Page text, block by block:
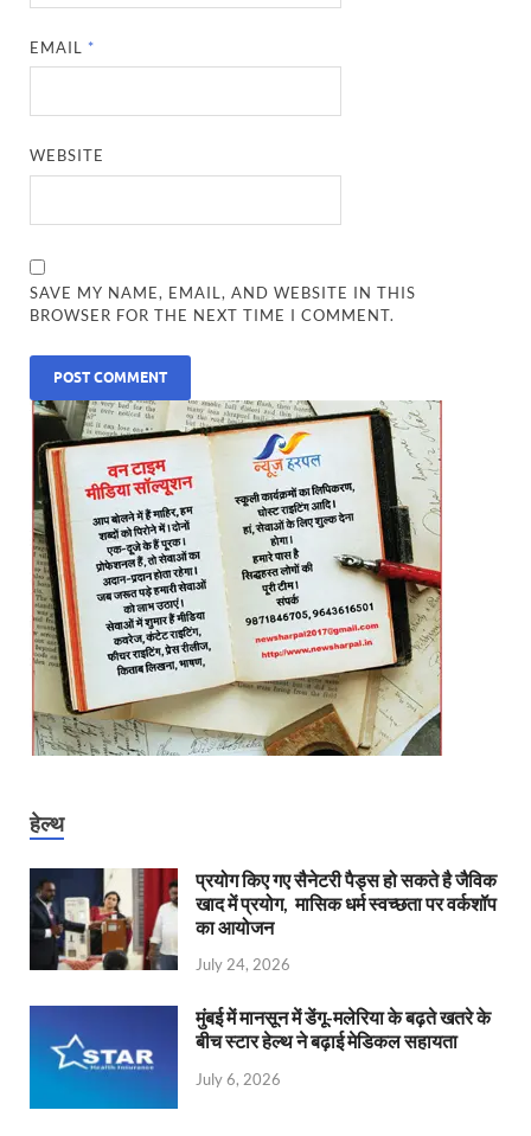
EMAIL *
WEBSITE
SAVE MY NAME, EMAIL, AND WEBSITE IN THIS
BROWSER FOR THE NEXT TIME I COMMENT.
हेल्थ
प्रयोग किए गए सैनेटरी पैड्स हो सकते है जैविक
खाद में प्रयोग, मासिक धर्म स्वच्छता पर वर्कशॉप
का आयोजन
July 24, 2026
मुंबई में मानसून में डेंगू-मलेरिया के बढ़ते खतरे के
बीच स्टार हेल्थ ने बढ़ाई मेडिकल सहायता
July 6, 2026